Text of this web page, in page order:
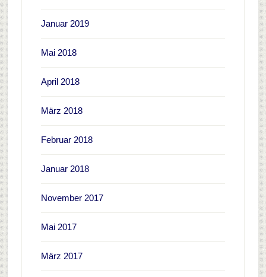
Januar 2019
Mai 2018
April 2018
März 2018
Februar 2018
Januar 2018
November 2017
Mai 2017
März 2017